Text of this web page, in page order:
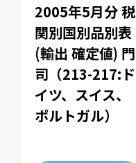
2005年5月分 税
関別国別品別表
(輸出 確定値) 門
司（213-217:ド
イツ、スイス、
ポルトガル）